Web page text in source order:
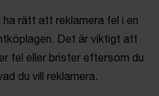
rätt att reklamera fel i en
Det är viktigt att
fel eller brister eftersom du
du vill reklamera.